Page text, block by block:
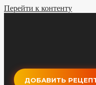
Перейти к контенту
ДОБАВИТЬ